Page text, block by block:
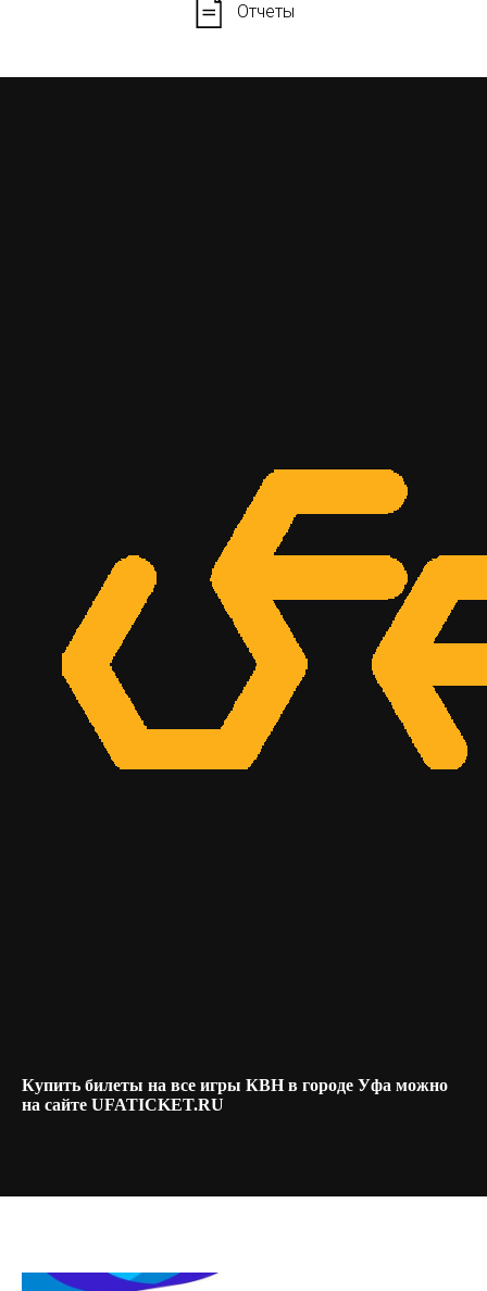
Отчеты
Купить билеты на все игры КВН в городе Уфа можно
на сайте UFATICKET.RU